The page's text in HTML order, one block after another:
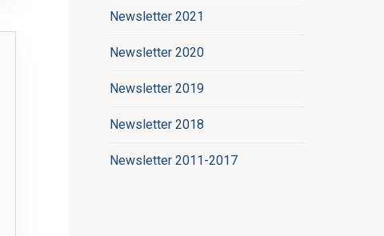
Newsletter 2021
Newsletter 2020
Newsletter 2019
Newsletter 2018
Newsletter 2011-2017